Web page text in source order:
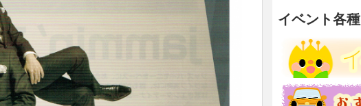
リ
ー
イベント各種